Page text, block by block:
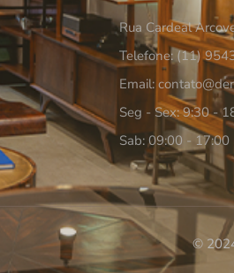
Rua Cardeal
Telefone: (11)
Email:
Seg - Sex: 9:30 -
Sab: 09:00 - 17:00
©